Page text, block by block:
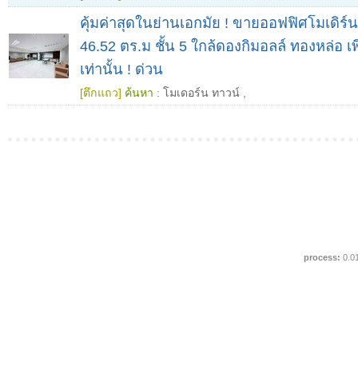
คุ้มค่าสุดในย่านเอกมัย ! ขายออฟฟิศโมเดิร์
46.52 ตร.ม ชั้น 5 ใกล้ดองกิมอลล์ ทองหล่อ เ
เท่านั้น ! ด่วน
[ตึกแถว] ค้นหา : โมเดอร์น ทาวน์
process: